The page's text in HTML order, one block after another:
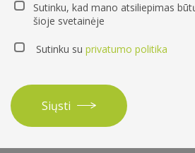
Sutinku, kad mano atsiliepimas
šioje svetainėje
Sutinku su privatumo politika
Siųsti